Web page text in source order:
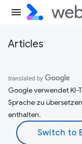
Articles
Google verwendet KI-
Sprache zu
enthalten.